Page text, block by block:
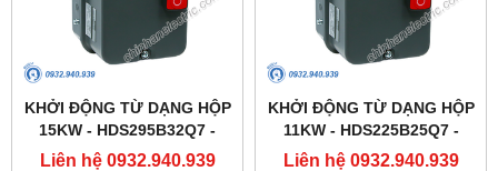
KHỞI ĐỘNG TỪ DẠNG HỘP
15KW - HDS295B32Q7 -
HIMEL
Liên hệ 0932.940.939
KHỞI ĐỘNG TỪ DẠNG HỘP
11KW - HDS225B25Q7 -
HIMEL
Liên hệ 0932.940.939